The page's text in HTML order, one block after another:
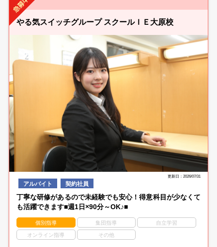
やる気スイッチグループ スクールＩＥ大原校
更新日：2026/07/31
アルバイト 契約社員
丁寧な研修があるので未経験でも安心！得意科目が少なくて
も活躍できます■週1日×90分～OK♪■
個別指導 集団指導 自立学習
オンライン指導 その他